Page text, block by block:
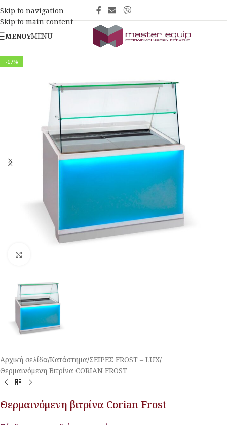
Skip to navigation
Skip to main content
ΜΕΝΟΎMENU
-17%
Αρχική σελίδα/Κατάστημα/ΣΕΙΡΕΣ FROST – LUX/
Θερμαινόμενη Βιτρίνα CORIAN FROST
Θερμαινόμενη βιτρίνα Corian Frost